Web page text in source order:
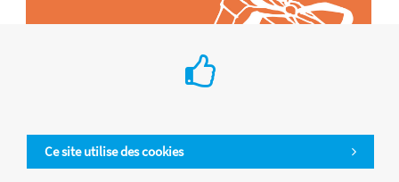
Ce site utilise des cookies